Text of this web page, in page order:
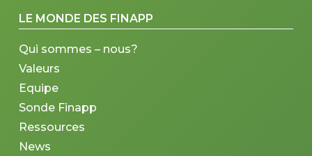
LE MONDE DES FINAPP
Qui sommes – nous?
Valeurs
Equipe
Sonde Finapp
Ressources
News